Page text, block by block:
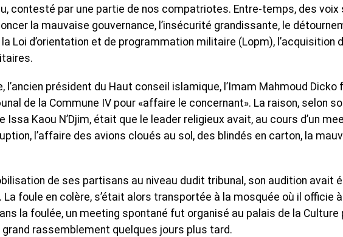
contesté par une partie de nos compatriotes. Entre-temps, des voix
la mauvaise gouvernance, l’insécurité grandissante, le
Loi d’orientation et de programmation militaire (Lopm), l’acquisition
l’ancien président du Haut conseil islamique, l’Imam Mahmoud Dicko
de la Commune IV pour «affaire le concernant». La raison, selon
Issa Kaou N’Djim, était que le leader religieux avait, au cours d’un
l’affaire des avions cloués au sol, des blindés en carton, la
de ses partisans au niveau dudit tribunal, son audition avait
La foule en colère, s’était alors transportée à la mosquée où il officie à
la foulée, un meeting spontané fut organisé au palais de la Culture
grand rassemblement quelques jours plus tard.